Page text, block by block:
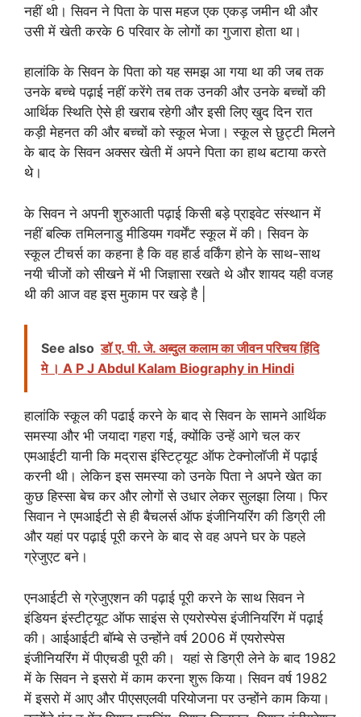
नहीं थी। सिवन ने पिता के पास महज एक एकड़ जमीन थी और
उसी में खेती करके 6 परिवार के लोगों का गुजारा होता था।
हालांकि के सिवन के पिता को यह समझ आ गया था की जब तक
उनके बच्चे पढ़ाई नहीं करेंगे तब तक उनकी और उनके बच्चों की
आर्थिक स्थिति ऐसे ही खराब रहेगी और इसी लिए खुद दिन रात
कड़ी मेहनत की और बच्चों को स्कूल भेजा। स्कूल से छुट्टी मिलने
के बाद के सिवन अक्सर खेती में अपने पिता का हाथ बटाया करते
थे।
के सिवन ने अपनी शुरुआती पढ़ाई किसी बड़े प्राइवेट संस्थान में
नहीं बल्कि तमिलनाडु मीडियम गवर्मेंट स्कूल में की। सिवन के
स्कूल टीचर्स का कहना है कि वह हार्ड वर्किंग होने के साथ-साथ
नयी चीजों को सीखने में भी जिज्ञासा रखते थे और शायद यही वजह
थी की आज वह इस मुकाम पर खड़े है |
See also डॉ ए. पी. जे. अब्दुल कलाम का जीवन परिचय हिंदि
मे । A P J Abdul Kalam Biography in Hindi
हालांकि स्कूल की पढाई करने के बाद से सिवन के सामने आर्थिक
समस्या और भी जयादा गहरा गई, क्योंकि उन्हें आगे चल कर
एमआईटी यानी कि मद्रास इंस्टिट्यूट ऑफ टेक्नोलॉजी में पढ़ाई
करनी थी। लेकिन इस समस्या को उनके पिता ने अपने खेत का
कुछ हिस्सा बेच कर और लोगों से उधार लेकर सुलझा लिया। फिर
सिवान ने एमआईटी से ही बैचलर्स ऑफ इंजीनियरिंग की डिग्री ली
और यहां पर पढ़ाई पूरी करने के बाद से वह अपने घर के पहले
ग्रेजुएट बने।
एनआईटी से ग्रेजुएशन की पढ़ाई पूरी करने के साथ सिवन ने
इंडियन इंस्टीट्यूट ऑफ साइंस से एयरोस्पेस इंजीनियरिंग में पढ़ाई
की। आईआईटी बॉम्बे से उन्होंने वर्ष 2006 में एयरोस्पेस
इंजीनियरिंग में पीएचडी पूरी की। यहां से डिग्री लेने के बाद 1982
में के सिवन ने इसरो में काम करना शुरू किया। सिवन वर्ष 1982
में इसरो में आए और पीएसएलवी परियोजना पर उन्होंने काम किया।